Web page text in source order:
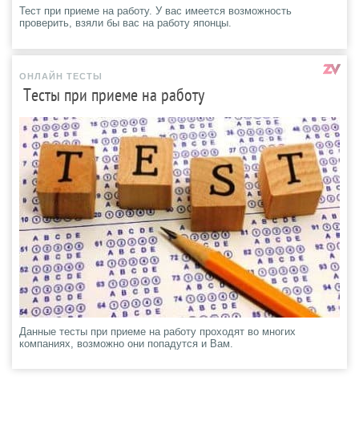
Тест при приеме на работу. У вас имеется возможность
проверить, взяли бы вас на работу японцы.
ОНЛАЙН ТЕСТЫ
Тесты при приеме на работу
Данные тесты при приеме на работу проходят во многих
компаниях, возможно они попадутся и Вам.